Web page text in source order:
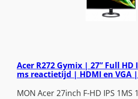
Acer R272 Gymix | 27” Full HD
ms reactietijd | HDMI en VGA
MON Acer 27inch F-HD IPS 1MS